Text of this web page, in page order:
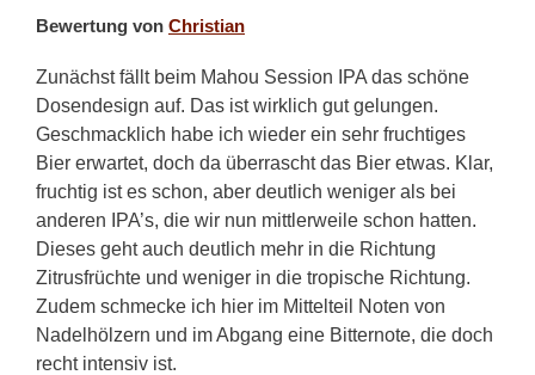
Bewertung von Christian
Zunächst fällt beim Mahou Session IPA das schöne
Dosendesign auf. Das ist wirklich gut gelungen.
Geschmacklich habe ich wieder ein sehr fruchtiges
Bier erwartet, doch da überrascht das Bier etwas. Klar,
fruchtig ist es schon, aber deutlich weniger als bei
anderen IPA’s, die wir nun mittlerweile schon hatten.
Dieses geht auch deutlich mehr in die Richtung
Zitrusfrüchte und weniger in die tropische Richtung.
Zudem schmecke ich hier im Mittelteil Noten von
Nadelhölzern und im Abgang eine Bitternote, die doch
recht intensiv ist.